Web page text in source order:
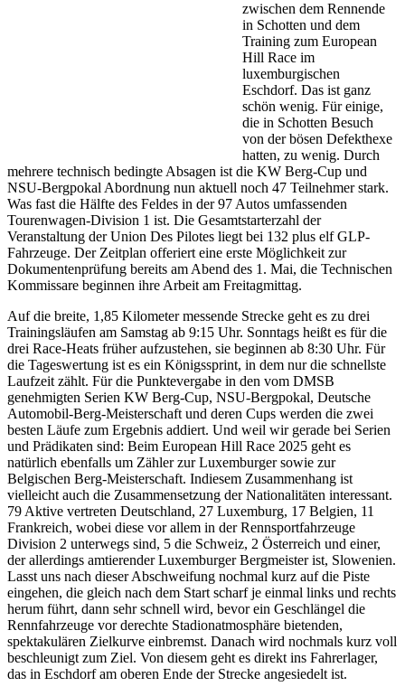
zwischen dem Rennende
in Schotten und dem
Training zum European
Hill Race im
luxemburgischen
Eschdorf. Das ist ganz
schön wenig. Für einige,
die in Schotten Besuch
von der bösen Defekthexe
hatten, zu wenig. Durch
mehrere technisch bedingte Absagen ist die KW Berg-Cup und
NSU-Bergpokal Abordnung nun aktuell noch 47 Teilnehmer stark.
Was fast die Hälfte des Feldes in der 97 Autos umfassenden
Tourenwagen-Division 1 ist. Die Gesamtstarterzahl der
Veranstaltung der Union Des Pilotes liegt bei 132 plus elf GLP-
Fahrzeuge. Der Zeitplan offeriert eine erste Möglichkeit zur
Dokumentenprüfung bereits am Abend des 1. Mai, die Technischen
Kommissare beginnen ihre Arbeit am Freitagmittag.
Auf die breite, 1,85 Kilometer messende Strecke geht es zu drei
Trainingsläufen am Samstag ab 9:15 Uhr. Sonntags heißt es für die
drei Race-Heats früher aufzustehen, sie beginnen ab 8:30 Uhr. Für
die Tageswertung ist es ein Königssprint, in dem nur die schnellste
Laufzeit zählt. Für die Punktevergabe in den vom DMSB
genehmigten Serien KW Berg-Cup, NSU-Bergpokal, Deutsche
Automobil-Berg-Meisterschaft und deren Cups werden die zwei
besten Läufe zum Ergebnis addiert. Und weil wir gerade bei Serien
und Prädikaten sind: Beim European Hill Race 2025 geht es
natürlich ebenfalls um Zähler zur Luxemburger sowie zur
Belgischen Berg-Meisterschaft. Indiesem Zusammenhang ist
vielleicht auch die Zusammensetzung der Nationalitäten interessant.
79 Aktive vertreten Deutschland, 27 Luxemburg, 17 Belgien, 11
Frankreich, wobei diese vor allem in der Rennsportfahrzeuge
Division 2 unterwegs sind, 5 die Schweiz, 2 Österreich und einer,
der allerdings amtierender Luxemburger Bergmeister ist, Slowenien.
Lasst uns nach dieser Abschweifung nochmal kurz auf die Piste
eingehen, die gleich nach dem Start scharf je einmal links und rechts
herum führt, dann sehr schnell wird, bevor ein Geschlängel die
Rennfahrzeuge vor derechte Stadionatmosphäre bietenden,
spektakulären Zielkurve einbremst. Danach wird nochmals kurz voll
beschleunigt zum Ziel. Von diesem geht es direkt ins Fahrerlager,
das in Eschdorf am oberen Ende der Strecke angesiedelt ist.